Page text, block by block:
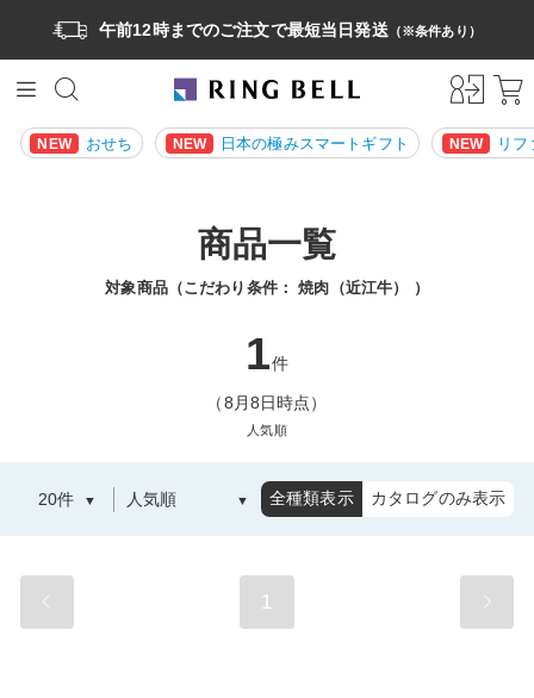
午前12時までのご注文で最短当日発送（※条件あり）
NEW おせち NEW 日本の極みスマートギフト NEW リ
商品一覧
対象商品（こだわり条件：焼肉（近江牛） ）
1件
（8月8日時点）
人気順
全種類表示 カタログのみ表示
1